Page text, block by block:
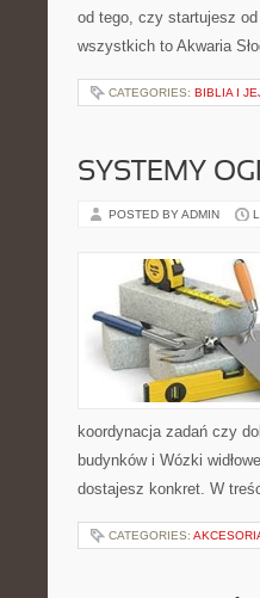
od tego, czy startujesz
wszystkich to Akwaria
CATEGORIES: BIBLIA I
SYSTEMY
POSTED BY ADMIN
koordynacja zadań czy
budynków i Wózki
dostajesz konkret. W
CATEGORIES: